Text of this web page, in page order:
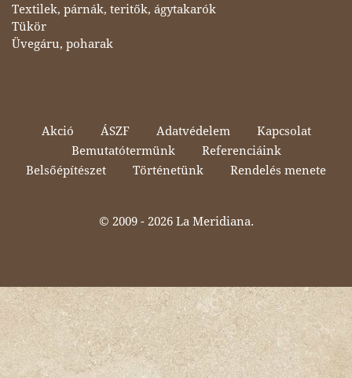
Textilek, párnák, teritők, ágytakarók
Tükör
Üvegáru, poharak
Akció ÁSZF Adatvédelem
Kapcsolat
Bemutatótermünk
Referenciáink
Belsőépítészet
Történetünk Rendelés menete
© 2009 - 2026 La Meridiana.